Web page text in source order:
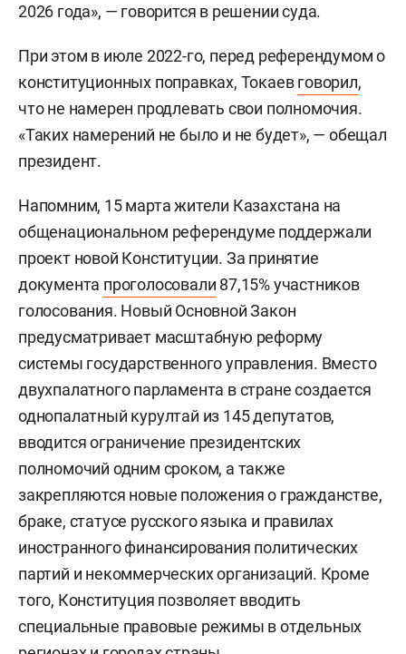
2026 года», — говорится в решении суда.
При этом в июле 2022-го, перед референдумом о
конституционных поправках, Токаевговорил,
что не намерен продлевать свои полномочия.
«Таких намерений не было и не будет», — обещал
президент.
Напомним, 15 марта жители Казахстана на
общенациональном референдуме поддержали
проект новой Конституции. За принятие
документа проголосовали 87,15% участников
голосования. Новый Основной Закон
предусматривает масштабную реформу
системы государственного управления. Вместо
двухпалатного парламента в стране создается
однопалатный курултай из 145 депутатов,
вводится ограничение президентских
полномочий одним сроком, а также
закрепляются новые положения о гражданстве,
браке, статусе русского языка и правилах
иностранного финансирования политических
партий и некоммерческих организаций. Кроме
того, Конституция позволяет вводить
специальные правовые режимы в отдельных